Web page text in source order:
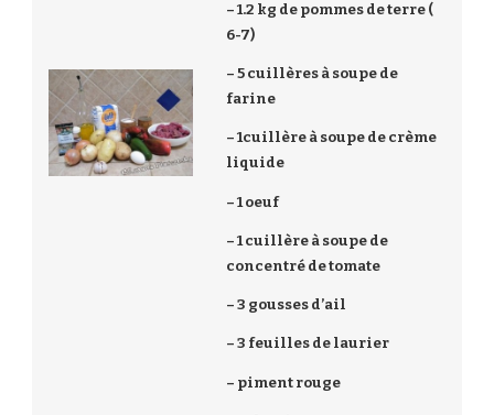
– 1.2 kg de pommes de terre (
6-7)
– 5 cuillères à soupe de
farine
– 1cuillère à soupe de crème
liquide
– 1 oeuf
– 1 cuillère à soupe de
concentré de tomate
– 3 gousses d’ail
– 3 feuilles de laurier
– piment rouge